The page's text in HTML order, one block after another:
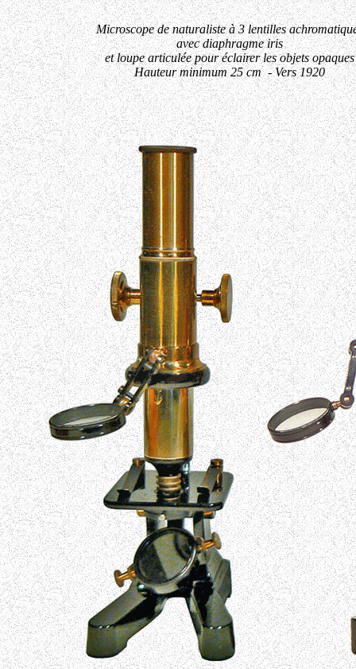
Microscope de naturaliste à 3 lentilles
avec diaphragme iris
et loupe articulée pour éclairer les objets opaques
Hauteur minimum 25 cm - Vers 1920